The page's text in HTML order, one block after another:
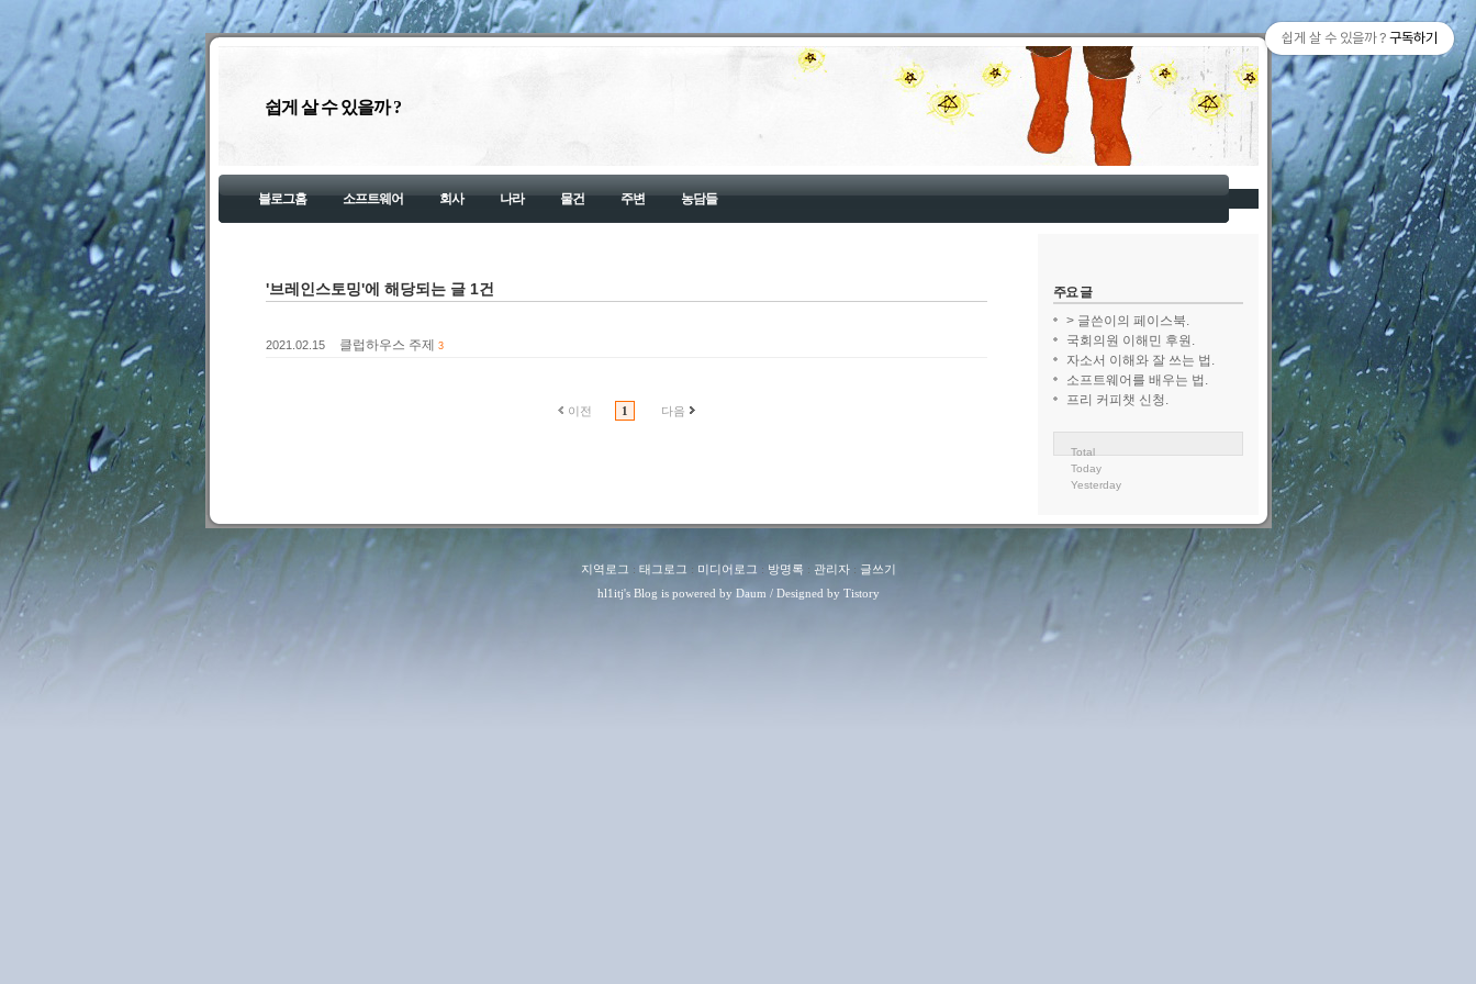
쉽게 살 수 있을까 ?
블로그홈 소프트웨어 회사 나라 물건 주변 농담들
'브레인스토밍'에 해당되는 글 1건
2021.02.15 클럽하우스 주제 3
이전 1 다음
주요 글
> 글쓴이의 페이스북.
국회의원 이해민 후원.
자소서 이해와 잘 쓰는 법.
소프트웨어를 배우는 법.
프리 커피챗 신청.
Total
Today
Yesterday
지역로그 : 태그로그 : 미디어로그 : 방명록 : 관리자: 글쓰기
hl1itj's Blog is powered by Daum / Designed by Tistory
쉽게 살 수 있을까 ? 구독하기